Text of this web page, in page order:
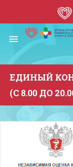
основному
содержанию
menu
ЕДИНЫЙ
(С 8.00 ДО